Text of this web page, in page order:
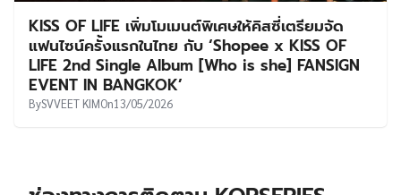
KISS OF LIFE เพิ่มโมเมนต์พิเศษให้คิสซี่เตรียมจัด
แฟนไซน์ครั้งแรกในไทย กับ ‘Shopee x KISS OF
LIFE 2nd Single Album [Who is she] FANSIGN
EVENT IN BANGKOK’
BySVVEET KIMOn13/05/2026